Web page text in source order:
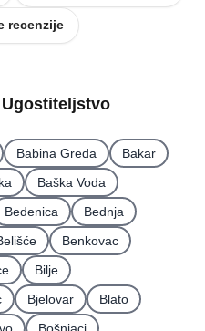
recenzije
Babina Greda
Bakar
Baška Voda
Bedenica
Bednja
Benkovac
Bilje
Bjelovar
Blato
Bošnjaci